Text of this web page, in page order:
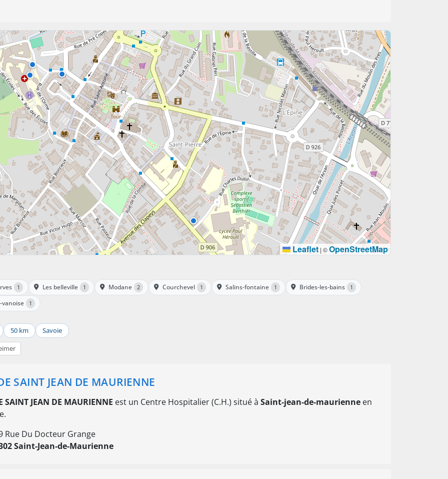
Leaflet | ©OpenStreetMap
1 Les belleville 1 Modane 2 Courchevel 1 Salins-fontaine 1 Brides-les-bains 1
vanoise 1
50 km Savoie
SAINT JEAN DE MAURIENNE
SAINT JEAN DE MAURIENNE est un Centre Hospitalier (C.H.) situé à Saint-jean-de-maurienne en
Rue Du Docteur Grange
Saint-Jean-de-Maurienne